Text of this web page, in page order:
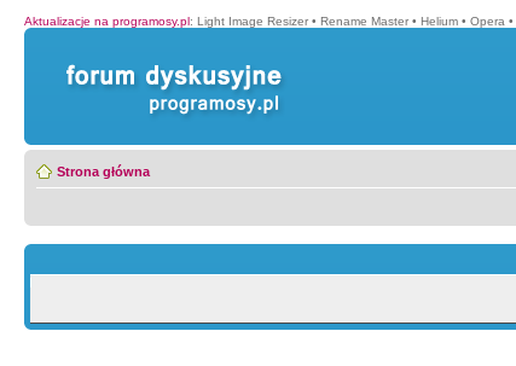
Aktualizacje na programosy.pl: Light Image Resizer • Rename Master • Helium • Opera •
Strona główna